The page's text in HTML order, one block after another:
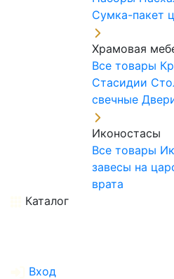
Сумка-пакет
Храмовая
Все товары
Стасидии
свечные
Иконостасы
Все товары
завесы на
врата
Каталог
Вход